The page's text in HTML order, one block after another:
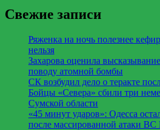
Свежие записи
Ряженка на ночь полезнее
нельзя
Захарова оценила
поводу атомной бомбы
СК возбудил дело о теракте
Бойцы «Севера» сбили три
Сумской области
«45 минут ударов»: Одесса
после массированной атаки